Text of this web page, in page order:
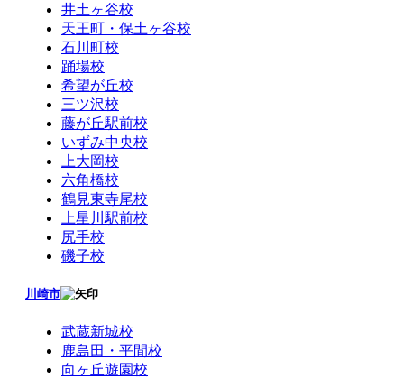
井土ヶ谷校
天王町・保土ヶ谷校
石川町校
踊場校
希望が丘校
三ツ沢校
藤が丘駅前校
いずみ中央校
上大岡校
六角橋校
鶴見東寺尾校
上星川駅前校
尻手校
磯子校
川崎市
武蔵新城校
鹿島田・平間校
向ヶ丘遊園校